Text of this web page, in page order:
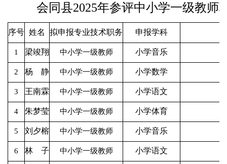
会同县2025年参评中小学一级教师
序号 姓名 拟申报专业技术职务 申报学科
1 梁竣翔 中小学一级教师 小学音乐
2 杨 静 中小学一级教师 小学数学
3 王南霖 中小学一级教师 小学语文
4 朱梦莹 中小学一级教师 小学体育
5 刘夕榕 中小学一级教师 小学音乐
6 林 子 中小学一级教师 小学语文